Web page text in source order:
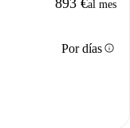
893 €al mes
Por díasinfo